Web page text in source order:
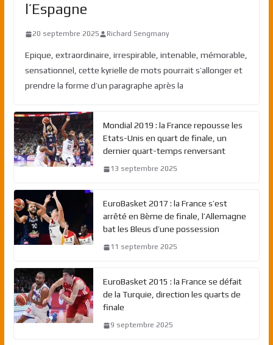
l’Espagne
20 septembre 2025 Richard Sengmany
Epique, extraordinaire, irrespirable, intenable, mémorable,
sensationnel, cette kyrielle de mots pourrait s’allonger et
prendre la forme d’un paragraphe après la
Mondial 2019 : la France repousse les
Etats-Unis en quart de finale, un
dernier quart-temps renversant
13 septembre 2025
EuroBasket 2017 : la France s’est
arrêté en 8ème de finale, l’Allemagne
bat les Bleus d’une possession
11 septembre 2025
EuroBasket 2015 : la France se défait
de la Turquie, direction les quarts de
finale
9 septembre 2025